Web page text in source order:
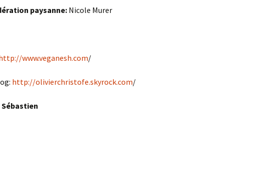
paysanne:Nicole Murer
www.veganesh.com/
http://olivierchristofe.skyrock.com/
Sébastien